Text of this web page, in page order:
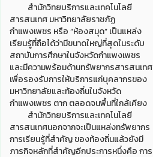
สำนักวิทยบริการและเทคโนโลยี
สารสนเทศ มหาวิทยาลัยราชภัฏ
กำแพงเพชร หรือ “ห้องสมุด” เป็นแหล่ง
เรียนรู้ที่ถือได้ว่ามีขนาดใหญ่ที่สุดในระดับ
สถาบันการศึกษาในจังหวัดกำแพงเพชร
และมีความพร้อมด้านทรัพยากรสารสนเทศ
เพื่อรองรับการให้บริการแก่บุคลากรของ
มหาวิทยาลัยและท้องถิ่นในจังหวัด
กำแพงเพชร ตาก ตลอดจนพื้นที่ใกล้เคียง
สำนักวิทยบริการและเทคโนโลยี
สารสนเทศนอกจากจะเป็นแหล่งทรัพยากร
การเรียนรู้ที่สำคัญ ของท้องถิ่นแล้วยังมี
ภารกิจหลักที่สำคัญอีกประการหนึ่งคือ การ